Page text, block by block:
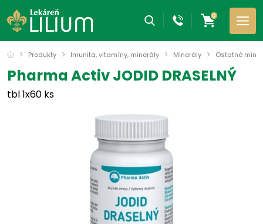
0
Produkty Imunita, vitamíny, minerály Minerály Ostatné
Pharma Activ JODID DRASELNÝ
tbl 1x60 ks